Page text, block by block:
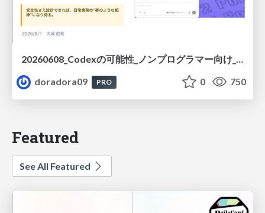
20260608_Codexの可能性_ノンプログラマー向け_大城追記
doradora09
PRO 0 750
Featured
See All Featured